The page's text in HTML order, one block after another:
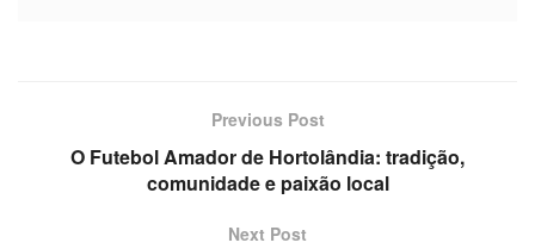
Previous Post
O Futebol Amador de Hortolândia: tradição,
comunidade e paixão local
Next Post